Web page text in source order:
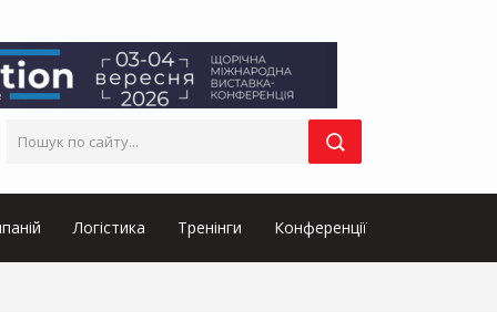
Логістика Тренінги Конференції